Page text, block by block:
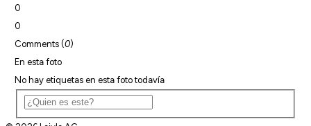
0
0
Comments (0)
En esta foto
No hay etiquetas en esta foto todavía